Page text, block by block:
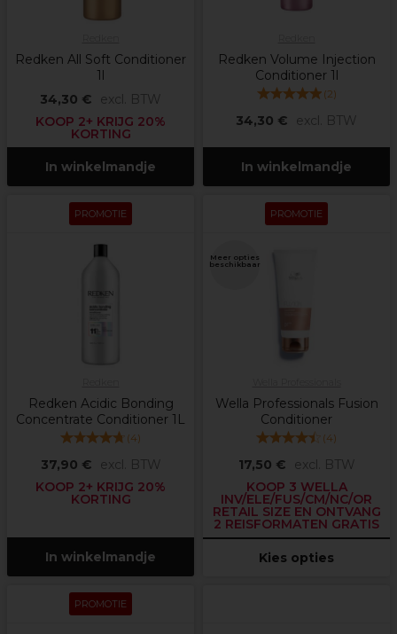
Redken All Soft Conditioner
1l
34,30 €
excl. BTW
KOOP 2+ KRIJG 20%
KORTING
In winkelmandje
Redken Volume Injection
Conditioner 1l
(2)
34,30 € excl. BTW
In winkelmandje
PROMOTIE
Redken Acidic Bonding
Concentrate Conditioner 1L
(4)
37,90 €
excl. BTW
KOOP 2+ KRIJG 20%
KORTING
In winkelmandje
PROMOTIE
Meer opties
beschikbaar
Wella Professionals Fusion
Conditioner
(4)
17,50 €
excl. BTW
KOOP 3 WELLA
INV/ELE/FUS/CM/NC/OR
RETAIL SIZE EN ONTVANG
2 REISFORMATEN GRATIS
Kies opties
PROMOTIE